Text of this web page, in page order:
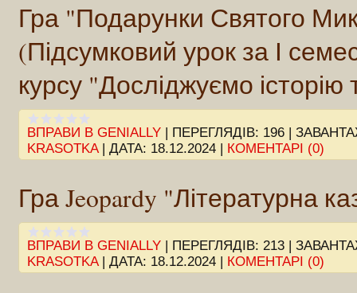
Гра "Подарунки Святого
(Підсумковий урок за І
курсу "Досліджуємо історію
ВПРАВИ В GENIALLY | ПЕРЕГЛЯДІВ: 196 |
KRASOTKA| ДАТА: 18.12.2024 | КОМЕНТАРІ (0)
Гра Jeopardy "Літературна
ВПРАВИ В GENIALLY | ПЕРЕГЛЯДІВ: 213 |
KRASOTKA| ДАТА: 18.12.2024 | КОМЕНТАРІ (0)